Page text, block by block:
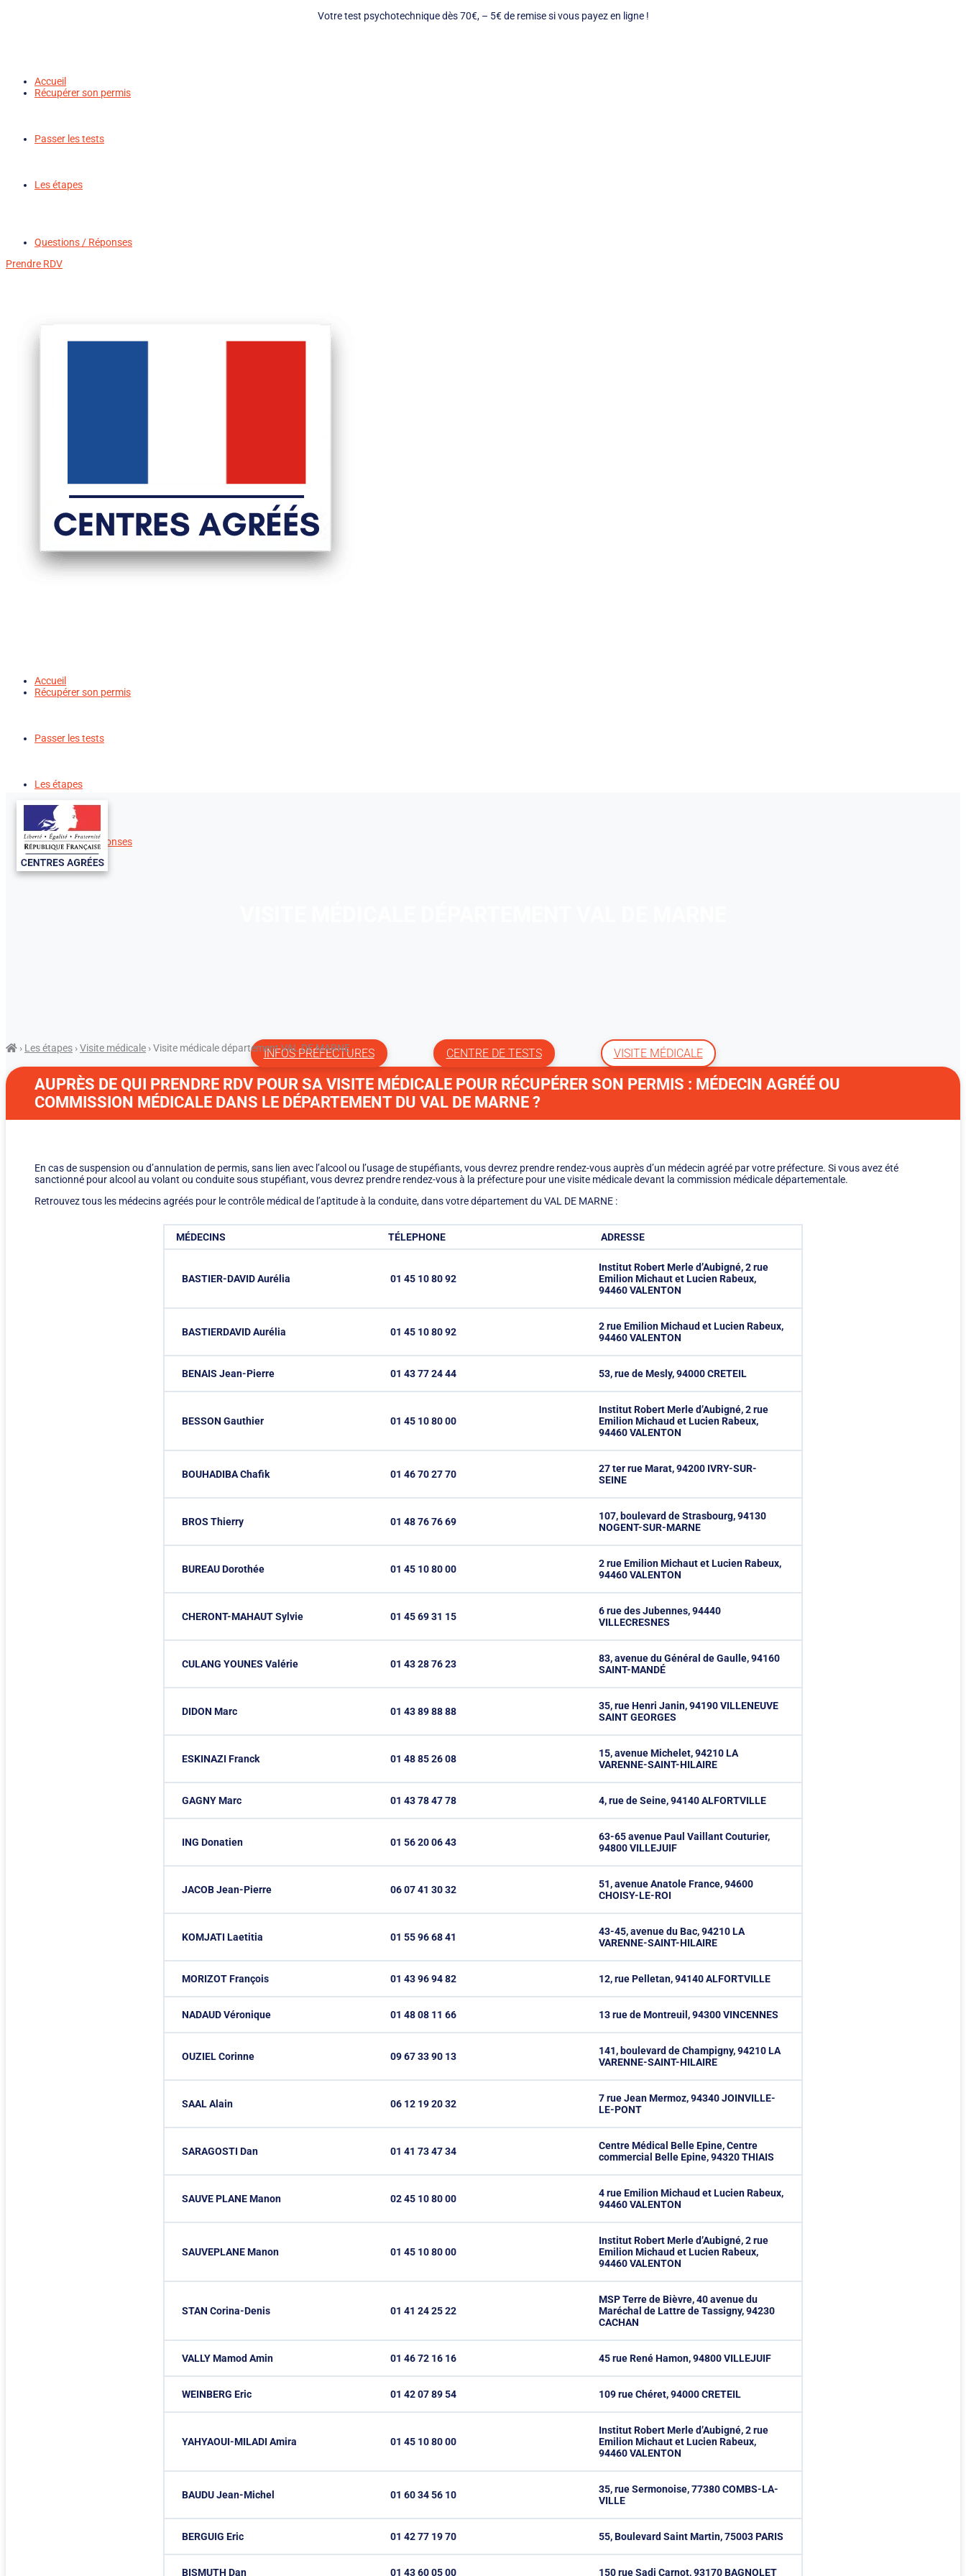
Votre test psychotechnique dès 70€, – 5€ de remise si vous payez en ligne !
Accueil
Récupérer son permis
Passer les tests
Les étapes
Questions / Réponses
Prendre RDV
Accueil
Récupérer son permis
Passer les tests
Les étapes
Questions / Réponses
INFOS PRÉFECTURES CENTRE DE TESTS VISITE MÉDICALE
› Les étapes ›Visite médicale ›Visite médicale département VAL DE MARNE
AUPRÈS DE QUI PRENDRE RDV POUR SA VISITE MÉDICALE POUR RÉCUPÉRER SON PERMIS : MÉDECIN AGRÉÉ OU
COMMISSION MÉDICALE DANS LE DÉPARTEMENT DU VAL DE MARNE ?
En cas de suspension ou d’annulation de permis, sans lien avec l’alcool ou l’usage de stupéfiants, vous devrez prendre rendez-vous auprès d’un médecin agréé par votre préfecture. Si vous avez été
sanctionné pour alcool au volant ou conduite sous stupéfiant, vous devrez prendre rendez-vous à la préfecture pour une visite médicale devant la commission médicale départementale.
Retrouvez tous les médecins agréés pour le contrôle médical de l’aptitude à la conduite, dans votre département du VAL DE MARNE :
MÉDECINS TÉLEPHONE ADRESSE
BASTIER-DAVID Aurélia 01 45 10 80 92
Institut Robert Merle d’Aubigné, 2 rue
Emilion Michaut et Lucien Rabeux,
94460 VALENTON
BASTIERDAVID Aurélia 01 45 10 80 92
2 rue Emilion Michaud et Lucien Rabeux,
94460 VALENTON
BENAIS Jean-Pierre 01 43 77 24 44 53, rue de Mesly, 94000 CRETEIL
BESSON Gauthier 01 45 10 80 00
Institut Robert Merle d’Aubigné, 2 rue
Emilion Michaud et Lucien Rabeux,
94460 VALENTON
BOUHADIBA Chafik 01 46 70 27 70
27 ter rue Marat, 94200 IVRY-SUR-
SEINE
BROS Thierry 01 48 76 76 69
107, boulevard de Strasbourg, 94130
NOGENT-SUR-MARNE
BUREAU Dorothée 01 45 10 80 00
2 rue Emilion Michaut et Lucien Rabeux,
94460 VALENTON
CHERONT-MAHAUT Sylvie 01 45 69 31 15
6 rue des Jubennes, 94440
VILLECRESNES
CULANG YOUNES Valérie 01 43 28 76 23
83, avenue du Général de Gaulle, 94160
SAINT-MANDÉ
DIDON Marc 01 43 89 88 88
35, rue Henri Janin, 94190 VILLENEUVE
SAINT GEORGES
ESKINAZI Franck 01 48 85 26 08
15, avenue Michelet, 94210 LA
VARENNE-SAINT-HILAIRE
GAGNY Marc 01 43 78 47 78 4, rue de Seine, 94140 ALFORTVILLE
ING Donatien 01 56 20 06 43
63-65 avenue Paul Vaillant Couturier,
94800 VILLEJUIF
JACOB Jean-Pierre 06 07 41 30 32
51, avenue Anatole France, 94600
CHOISY-LE-ROI
KOMJATI Laetitia 01 55 96 68 41
43-45, avenue du Bac, 94210 LA
VARENNE-SAINT-HILAIRE
MORIZOT François 01 43 96 94 82 12, rue Pelletan, 94140 ALFORTVILLE
NADAUD Véronique 01 48 08 11 66 13 rue de Montreuil, 94300 VINCENNES
OUZIEL Corinne 09 67 33 90 13
141, boulevard de Champigny, 94210 LA
VARENNE-SAINT-HILAIRE
SAAL Alain 06 12 19 20 32
7 rue Jean Mermoz, 94340 JOINVILLE-
LE-PONT
SARAGOSTI Dan 01 41 73 47 34
Centre Médical Belle Epine, Centre
commercial Belle Epine, 94320 THIAIS
SAUVE PLANE Manon 02 45 10 80 00
4 rue Emilion Michaud et Lucien Rabeux,
94460 VALENTON
SAUVEPLANE Manon 01 45 10 80 00
Institut Robert Merle d’Aubigné, 2 rue
Emilion Michaud et Lucien Rabeux,
94460 VALENTON
STAN Corina-Denis 01 41 24 25 22
MSP Terre de Bièvre, 40 avenue du
Maréchal de Lattre de Tassigny, 94230
CACHAN
VALLY Mamod Amin 01 46 72 16 16 45 rue René Hamon, 94800 VILLEJUIF
WEINBERG Eric 01 42 07 89 54 109 rue Chéret, 94000 CRETEIL
YAHYAOUI-MILADI Amira 01 45 10 80 00
Institut Robert Merle d’Aubigné, 2 rue
Emilion Michaut et Lucien Rabeux,
94460 VALENTON
BAUDU Jean-Michel 01 60 34 56 10
35, rue Sermonoise, 77380 COMBS-LA-
VILLE
BERGUIG Eric 01 42 77 19 70 55, Boulevard Saint Martin, 75003 PARIS
BISMUTH Dan 01 43 60 05 00 150 rue Sadi Carnot, 93170 BAGNOLET